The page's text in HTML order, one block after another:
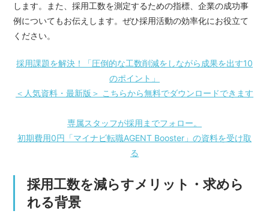
します。また、採用工数を測定するための指標、企業の成功事
例についてもお伝えします。ぜひ採用活動の効率化にお役立て
ください。
採用課題を解決！「圧倒的な工数削減をしながら成果を出す10
のポイント」
＜人気資料・最新版＞ こちらから無料でダウンロードできます
専属スタッフが採用までフォロー。
初期費用0円「マイナビ転職AGENT Booster」の資料を受け取
る
採用工数を減らすメリット・求めら
れる背景